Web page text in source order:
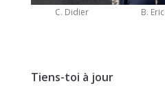
C. Didier B. Eric
Tiens-toi à jour